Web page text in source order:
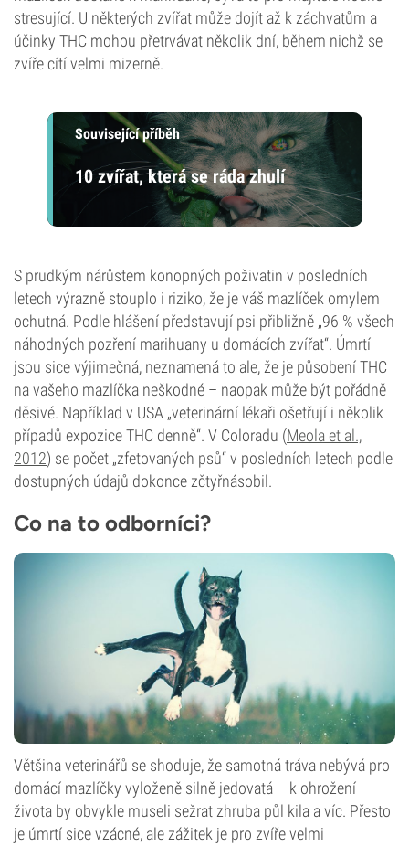
stresující. U některých zvířat může dojít až k záchvatům a
účinky THC mohou přetrvávat několik dní, během nichž se
zvíře cítí velmi mizerně.
Související příběh
10 zvířat, která se ráda zhulí
S prudkým nárůstem konopných poživatin v posledních
letech výrazně stouplo i riziko, že je váš mazlíček omylem
ochutná. Podle hlášení představují psi přibližně „96 % všech
náhodných pozření marihuany u domácích zvířat“. Úmrtí
jsou sice výjimečná, neznamená to ale, že je působení THC
na vašeho mazlíčka neškodné – naopak může být pořádně
děsivé. Například v USA „veterinární lékaři ošetřují i několik
případů expozice THC denně“. V Coloradu (Meola et al.,
2012) se počet „zfetovaných psů“ v posledních letech podle
dostupných údajů dokonce zčtyřnásobil.
Co na to odborníci?
Většina veterinářů se shoduje, že samotná tráva nebývá pro
domácí mazlíčky vyloženě silně jedovatá – k ohrožení
života by obvykle museli sežrat zhruba půl kila a víc. Přesto
je úmrtí sice vzácné, ale zážitek je pro zvíře velmi